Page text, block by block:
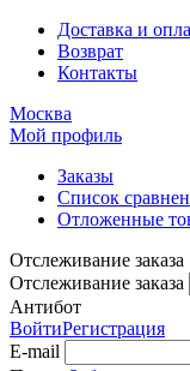
Доставка и
Возврат
Контакты
Москва
Мой профиль
Заказы
Список
Отложенные
Отслеживание заказа
Отслеживание заказа
Антибот
ВойтиРегистрация
E-mail